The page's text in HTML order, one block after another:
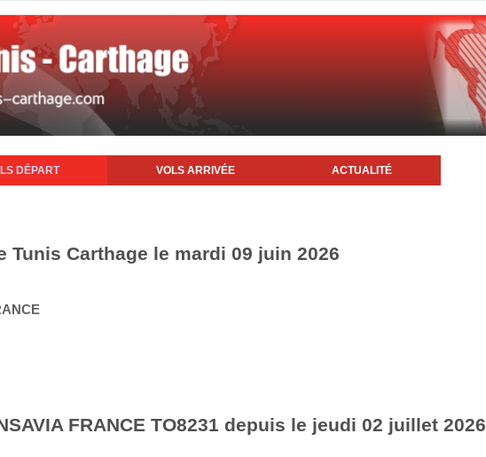
DÉPART VOLS ARRIVÉE ACTUALITÉ
Tunis Carthage le mardi 09 juin 2026
FRANCE TO8231 depuis le jeudi 02 juillet 2026